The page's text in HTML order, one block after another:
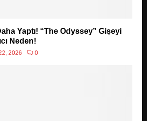
Yaptı! “The Odyssey” Gişeyi
Neden!
2026 0